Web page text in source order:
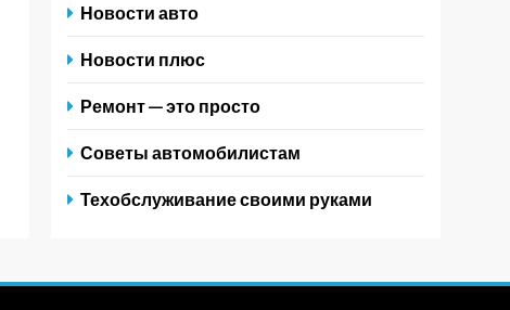
Новости авто
Новости плюс
Ремонт — это просто
Советы автомобилистам
Техобслуживание своими руками